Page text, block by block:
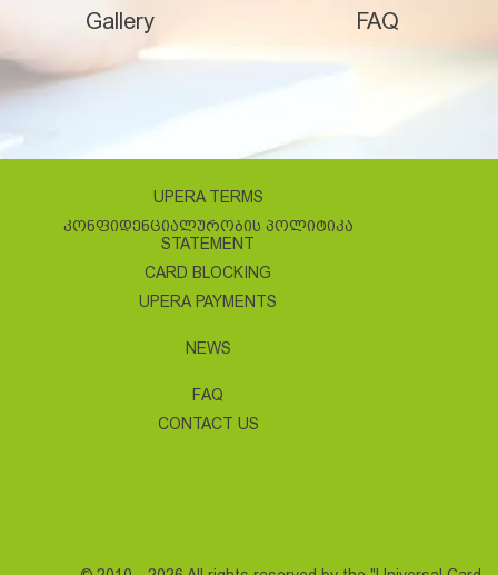
Gallery FAQ
UPERA TERMS
ᲙᲝᲜᲤᲘᲓᲔᲜᲪᲘᲐᲚᲣᲠᲝᲑᲘᲡ ᲞᲝᲚᲘᲢᲘᲙᲐ
STATEMENT
CARD BLOCKING
UPERA PAYMENTS
NEWS
FAQ
CONTACT US